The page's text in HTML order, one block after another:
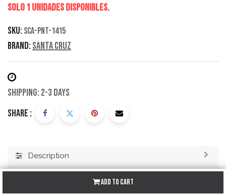
Add to Cart
Solo 1 Unidades disponibles.
SKU:SCA-PNT-1415
Brand:Santa Cruz
Shipping: 2-3 Days
Share :
Description